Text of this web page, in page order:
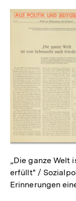
„Die ganze Welt
erfüllt" /
Erinnerungen